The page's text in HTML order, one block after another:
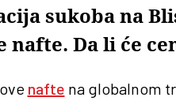
sukoba na
nafte. Da li će
nafte na globalnom